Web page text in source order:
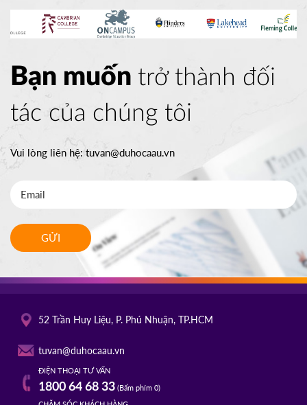
Bạn muốn trở thành đối
tác của chúng tôi
Vui lòng liên hệ: tuvan@duhocaau.vn
GỬI
52 Trần Huy Liệu, P. Phú Nhuận, TP.HCM
tuvan@duhocaau.vn
ĐIỆN THOẠI TƯ VẤN
1800 64 68 33(Bấm phím 0)